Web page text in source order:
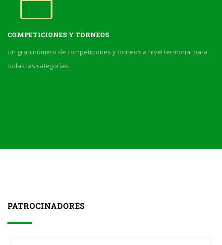
COMPETICIONES Y TORNEOS
Un gran número de competiciones y torneos a nivel territorial para
todas las categorías.
PATROCINADORES